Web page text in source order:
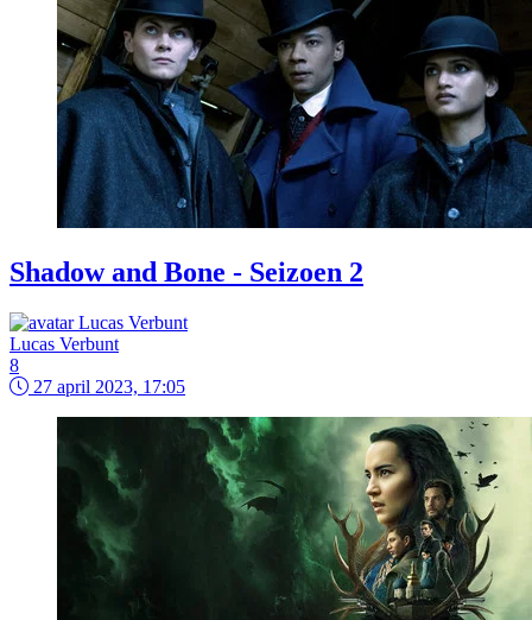
Shadow and Bone - Seizoen 2
Lucas Verbunt
8
27 april 2023, 17:05